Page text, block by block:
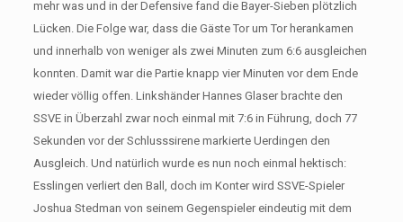
mehr was und in der Defensive fand die Bayer-Sieben plötzlich
Lücken. Die Folge war, dass die Gäste Tor um Tor herankamen
und innerhalb von weniger als zwei Minuten zum 6:6 ausgleichen
konnten. Damit war die Partie knapp vier Minuten vor dem Ende
wieder völlig offen. Linkshänder Hannes Glaser brachte den
SSVE in Überzahl zwar noch einmal mit 7:6 in Führung, doch 77
Sekunden vor der Schlusssirene markierte Uerdingen den
Ausgleich. Und natürlich wurde es nun noch einmal hektisch:
Esslingen verliert den Ball, doch im Konter wird SSVE-Spieler
Joshua Stedman von seinem Gegenspieler eindeutig mit dem